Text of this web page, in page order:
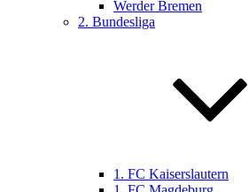
Werder Bremen
2. Bundesliga
1. FC Kaiserslautern